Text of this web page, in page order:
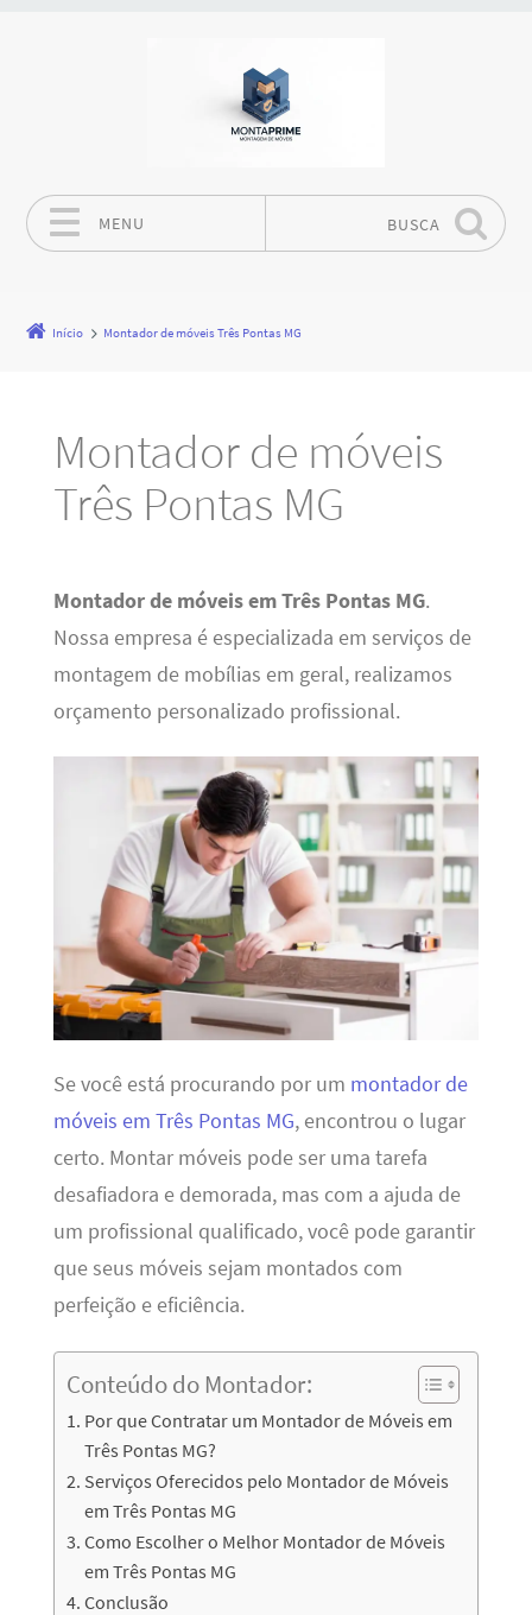
MENU BUSCA
Início Montador de móveis Três Pontas MG
Montador de móveis
Três Pontas MG
Montador de móveis em Três Pontas MG.
Nossa empresa é especializada em serviços de
montagem de mobílias em geral, realizamos
orçamento personalizado profissional.
Se você está procurando por um montador de
móveis em Três Pontas MG, encontrou o lugar
certo. Montar móveis pode ser uma tarefa
desafiadora e demorada, mas com a ajuda de
um profissional qualificado, você pode garantir
que seus móveis sejam montados com
perfeição e eficiência.
Conteúdo do Montador:
Por que Contratar um Montador de Móveis em
Três Pontas MG?
Serviços Oferecidos pelo Montador de Móveis
em Três Pontas MG
Como Escolher o Melhor Montador de Móveis
em Três Pontas MG
Conclusão